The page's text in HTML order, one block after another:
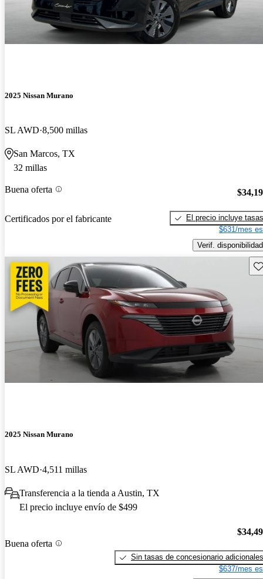
2025 Nissan Murano
SL AWD 8,500 millas
San Marcos, TX
32 millas
Buena oferta
Certificados por el fabricante
El precio incluye tasas
$631/mes
Verif. disponibilidad
2025 Nissan Murano
SL AWD 4,511 millas
Transferencia a la tienda a Austin, TX
El precio incluye envío de $499
Buena oferta
Sin tasas de concesionario adicionales
$637/mes